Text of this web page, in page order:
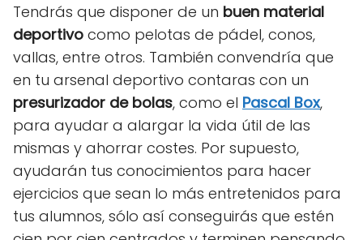
Tendrás que disponer de un buen material
deportivo como pelotas de pádel, conos,
vallas, entre otros. También convendría que
en tu arsenal deportivo contaras con un
presurizador de bolas, como el Pascal Box,
para ayudar a alargar la vida útil de las
mismas y ahorrar costes. Por supuesto,
ayudarán tus conocimientos para hacer
ejercicios que sean lo más entretenidos para
tus alumnos, sólo así conseguirás que estén